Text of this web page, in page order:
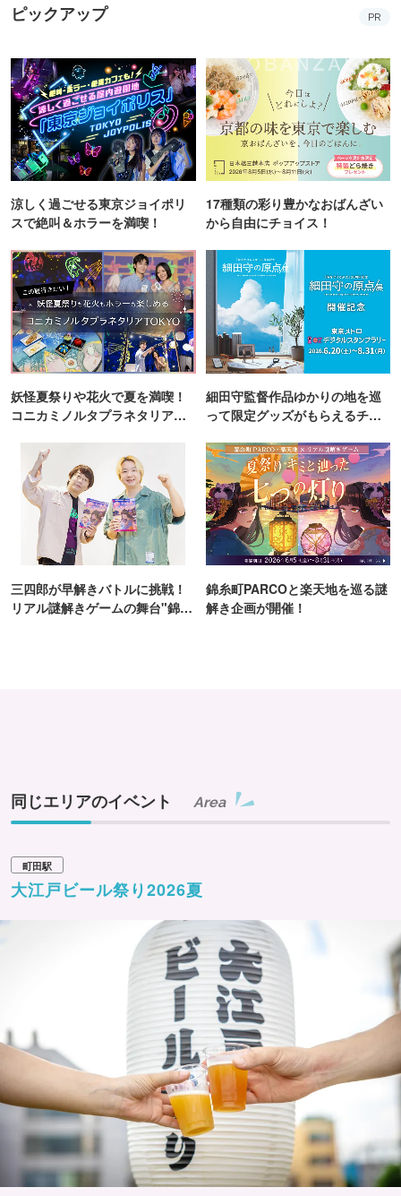
ピックアップ PR
涼しく過ごせる東京ジョイポリ
スで絶叫＆ホラーを満喫！
17種類の彩り豊かなおばんざい
から自由にチョイス！
妖怪夏祭りや花火で夏を満喫！
コニカミノルタプラネタリア
細田守監督作品ゆかりの地を巡
って限定グッズがもらえるチャ
三四郎が早解きバトルに挑戦！
リアル謎解きゲームの舞台"錦糸
錦糸町PARCOと楽天地を巡る謎
解き企画が開催！
同じエリアのイベント Area
町田駅
大江戸ビール祭り2026夏